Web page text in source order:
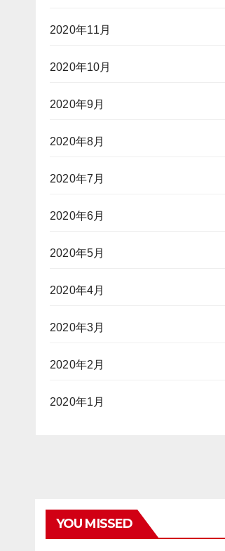
2020年11月
2020年10月
2020年9月
2020年8月
2020年7月
2020年6月
2020年5月
2020年4月
2020年3月
2020年2月
2020年1月
YOU MISSED